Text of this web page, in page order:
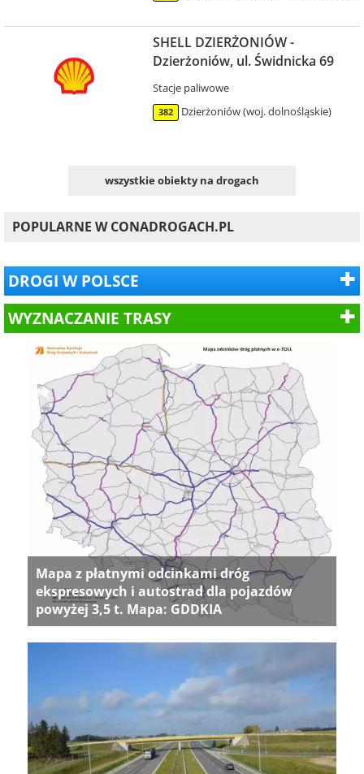
SHELL DZIERŻONIÓW -
Dzierżoniów, ul. Świdnicka 69
Stacje paliwowe
382 Dzierżoniów (woj. dolnośląskie)
wszystkie obiekty na drogach
POPULARNE W CONADROGACH.PL
DROGI W POLSCE
WYZNACZANIE TRASY
Mapa z płatnymi odcinkami dróg
ekspresowych i autostrad dla pojazdów
powyżej 3,5 t. Mapa: GDDKIA